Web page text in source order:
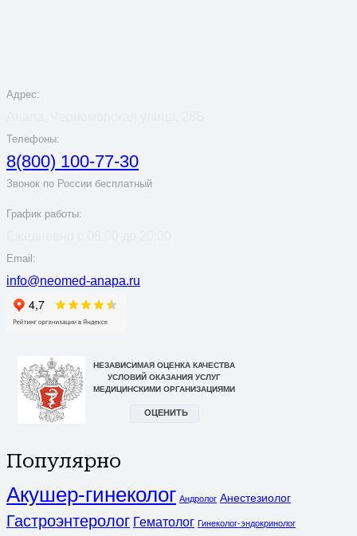
Адрес:
Телефоны:
8(800) 100-77-30
Звонок по России бесплатный
График работы:
Email:
info@neomed-anapa.ru
Популярно
Акушер-гинеколог Андролог Анестезиолог
Гастроэнтеролог Гематолог Гинеколог-эндокринолог